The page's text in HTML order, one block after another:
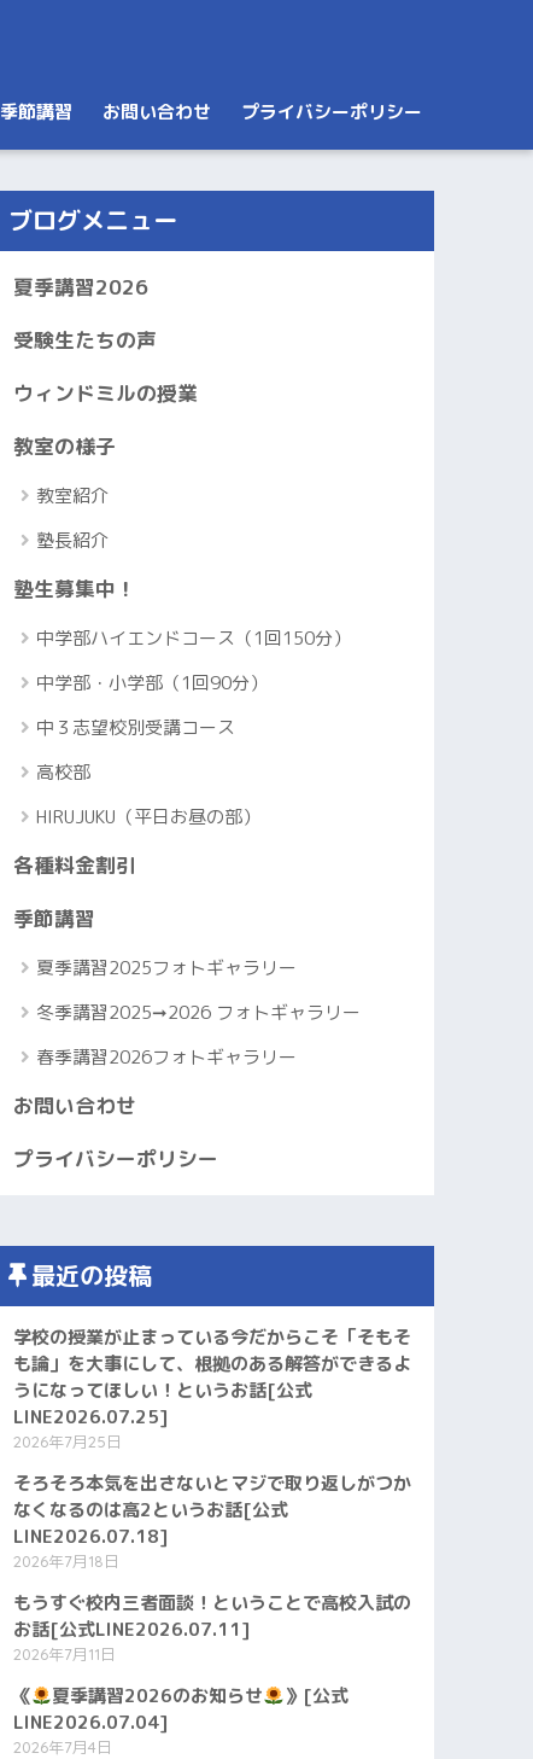
季節講習 お問い合わせ プライバシーポリシー
ブログメニュー
夏季講習2026
受験生たちの声
ウィンドミルの授業
教室の様子
教室紹介
塾長紹介
塾生募集中！
中学部ハイエンドコース（1回150分）
中学部・小学部（1回90分）
中３志望校別受講コース
高校部
HIRUJUKU（平日お昼の部）
各種料金割引
季節講習
夏季講習2025フォトギャラリー
冬季講習2025➞2026 フォトギャラリー
春季講習2026フォトギャラリー
お問い合わせ
プライバシーポリシー
最近の投稿
学校の授業が止まっている今だからこそ「そもそ
も論」を大事にして、根拠のある解答ができるよ
うになってほしい！というお話[公式
LINE2026.07.25]
2026年7月25日
そろそろ本気を出さないとマジで取り返しがつか
なくなるのは高2というお話[公式
LINE2026.07.18]
2026年7月18日
もうすぐ校内三者面談！ということで高校入試の
お話[公式LINE2026.07.11]
2026年7月11日
《 夏季講習2026のお知らせ
》[公式
LINE2026.07.04]
2026年7月4日